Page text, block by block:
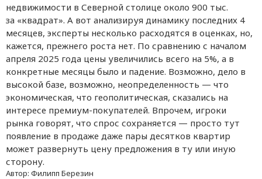
недвижимости в Северной столице около 900 тыс.
за «квадрат». А вот анализируя динамику последних 4
месяцев, эксперты несколько расходятся в оценках, но,
кажется, прежнего роста нет. По сравнению с началом
апреля 2025 года цены увеличились всего на 5%, а в
конкретные месяцы было и падение. Возможно, дело в
высокой базе, возможно, неопределенность — что
экономическая, что геополитическая, сказались на
интересе премиум-покупателей. Впрочем, игроки
рынка говорят, что спрос сохраняется — просто тут
появление в продаже даже пары десятков квартир
может развернуть цену предложения в ту или иную
сторону.
Автор: Филипп Березин